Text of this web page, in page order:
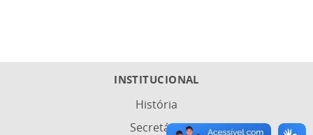
INSTITUCIONAL
História
Secretária